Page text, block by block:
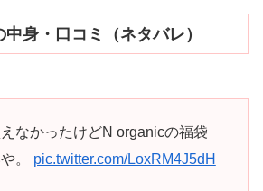
身・口コミ（ネタバレ）
なかったけどN organicの福袋
。 pic.twitter.com/LoxRM4J5dH